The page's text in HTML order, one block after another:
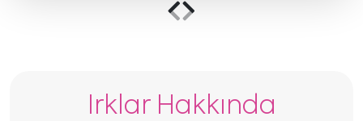
Önceki
göster
göster
Irklar Hakkında